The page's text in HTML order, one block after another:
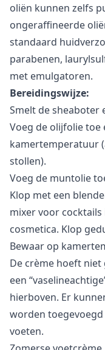
oliën kunnen zelfs
ongeraffineerde
standaard
parabenen,
met emulgatoren.
Bereidingswijze:
Smelt de sheaboter
Voeg de olijfolie
kamertemperatuur
stollen).
Voeg de muntolie
Klop met een
mixer voor
cosmetica. Klop
Bewaar op
De crème hoeft
een
hierboven. Er
worden
voeten.